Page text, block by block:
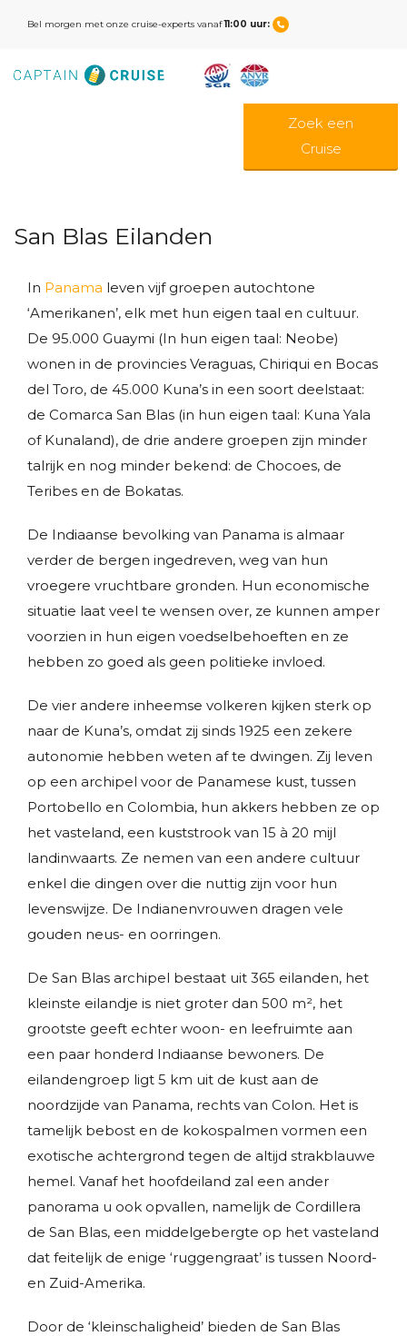
Bel morgen met onze cruise-experts vanaf11:00 uur:
Zoek een
Cruise
San Blas Eilanden
In Panama leven vijf groepen autochtone
‘Amerikanen’, elk met hun eigen taal en cultuur.
De 95.000 Guaymi (In hun eigen taal: Neobe)
wonen in de provincies Veraguas, Chiriqui en Bocas
del Toro, de 45.000 Kuna’s in een soort deelstaat:
de Comarca San Blas (in hun eigen taal: Kuna Yala
of Kunaland), de drie andere groepen zijn minder
talrijk en nog minder bekend: de Chocoes, de
Teribes en de Bokatas.
De Indiaanse bevolking van Panama is almaar
verder de bergen ingedreven, weg van hun
vroegere vruchtbare gronden. Hun economische
situatie laat veel te wensen over, ze kunnen amper
voorzien in hun eigen voedselbehoeften en ze
hebben zo goed als geen politieke invloed.
De vier andere inheemse volkeren kijken sterk op
naar de Kuna’s, omdat zij sinds 1925 een zekere
autonomie hebben weten af te dwingen. Zij leven
op een archipel voor de Panamese kust, tussen
Portobello en Colombia, hun akkers hebben ze op
het vasteland, een kuststrook van 15 à 20 mijl
landinwaarts. Ze nemen van een andere cultuur
enkel die dingen over die nuttig zijn voor hun
levenswijze. De Indianenvrouwen dragen vele
gouden neus- en oorringen.
De San Blas archipel bestaat uit 365 eilanden, het
kleinste eilandje is niet groter dan 500 m², het
grootste geeft echter woon- en leefruimte aan
een paar honderd Indiaanse bewoners. De
eilandengroep ligt 5 km uit de kust aan de
noordzijde van Panama, rechts van Colon. Het is
tamelijk bebost en de kokospalmen vormen een
exotische achtergrond tegen de altijd strakblauwe
hemel. Vanaf het hoofdeiland zal een ander
panorama u ook opvallen, namelijk de Cordillera
de San Blas, een middelgebergte op het vasteland
dat feitelijk de enige ‘ruggengraat’ is tussen Noord-
en Zuid-Amerika.
Door de ‘kleinschaligheid’ bieden de San Blas